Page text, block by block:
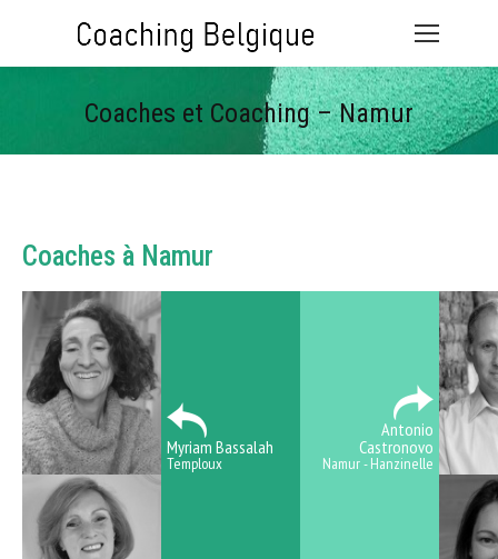
Coaches et Coaching – Namur
Vous êtes ici :
Coaches à Namur
Myriam Bassalah
Temploux
Antonio
Castronovo
Namur - Hanzinelle